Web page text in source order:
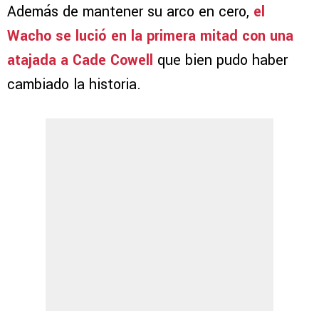
Además de mantener su arco en cero, el
Wacho se lució en la primera mitad con una
atajada a Cade Cowell que bien pudo haber
cambiado la historia.